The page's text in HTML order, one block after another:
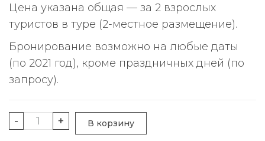
Цена указана общая — за 2 взрослых
туристов в туре (2-местное размещение).
Бронирование возможно на любые даты
(по 2021 год), кроме праздничных дней (по
запросу).
-
Количество
+ В корзину